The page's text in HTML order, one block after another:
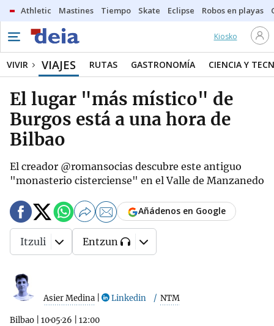
Athletic Mastines Tiempo Skate Eclipse Robos en playas
Kiosko
VIVIR VIAJES RUTAS GASTRONOMÍA CIENCIA Y
El lugar "más místico" de
Burgos está a una hora de
Bilbao
El creador @romansocias descubre este antiguo
"monasterio cisterciense" en el Valle de Manzanedo
Asier Medina Linkedin NTM
Bilbao 10·05·26 12:00
Añádenos en Google
Itzuli Entzun